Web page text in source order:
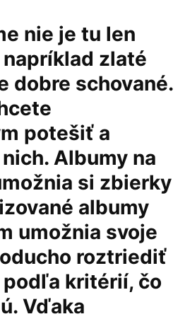
nie je tu len
zlaté
dobre schované.
potešiť a
Albumy na
si zbierky
albumy
umožnia svoje
roztriediť
kritérií, čo
Vďaka